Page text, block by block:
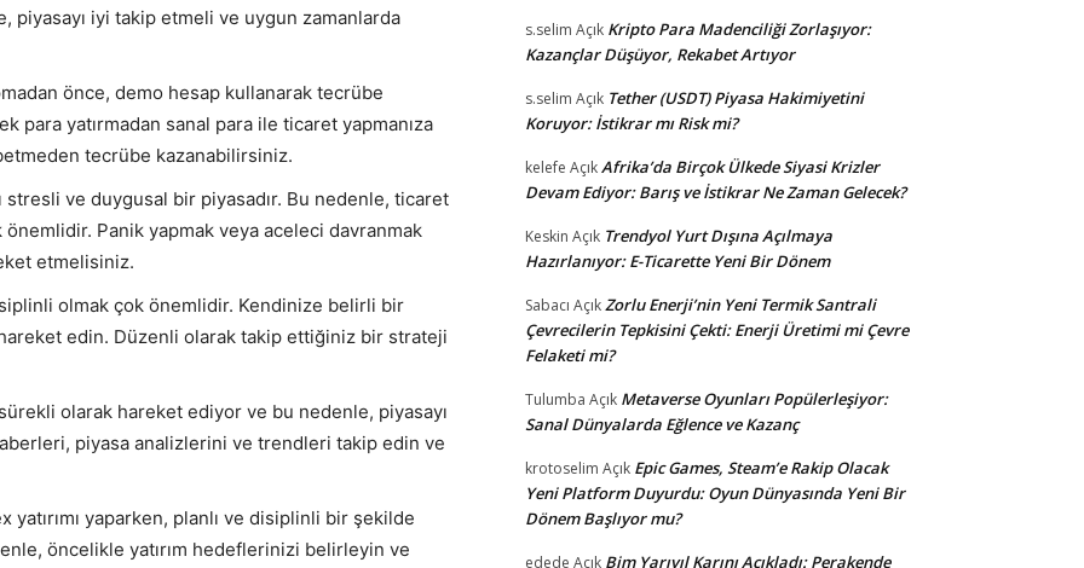
piyasayı iyi takip etmeli ve uygun zamanlarda
önce, demo hesap kullanarak tecrübe
para yatırmadan sanal para ile ticaret yapmanıza
tecrübe kazanabilirsiniz.
stresli ve duygusal bir piyasadır. Bu nedenle, ticaret
Panik yapmak veya aceleci davranmak
etmelisiniz.
olmak çok önemlidir. Kendinize belirli bir
edin. Düzenli olarak takip ettiğiniz bir strateji
olarak hareket ediyor ve bu nedenle, piyasayı
piyasa analizlerini ve trendleri takip edin ve
yatırımı yaparken, planlı ve disiplinli bir şekilde
öncelikle yatırım hedeflerinizi belirleyin ve
s.selim Açık Kripto Para Madenciliği Zorlaşıyor:
Kazançlar Düşüyor, Rekabet Artıyor
s.selim Açık Tether (USDT) Piyasa Hakimiyetini
Koruyor: İstikrar mı Risk mi?
kelefe AçıkAfrika’da Birçok Ülkede Siyasi Krizler
Devam Ediyor: Barış ve İstikrar Ne Zaman Gelecek?
Keskin Açık Trendyol Yurt Dışına Açılmaya
Hazırlanıyor: E-Ticarette Yeni Bir Dönem
Sabacı AçıkZorlu Enerji’nin Yeni Termik Santrali
Çevrecilerin Tepkisini Çekti: Enerji Üretimi mi Çevre
Felaketi mi?
Tulumba Açık Metaverse Oyunları Popülerleşiyor:
Sanal Dünyalarda Eğlence ve Kazanç
krotoselim Açık Epic Games, Steam’e Rakip Olacak
Yeni Platform Duyurdu: Oyun Dünyasında Yeni Bir
Dönem Başlıyor mu?
edede Açık Bim Yarıyıl Karını Açıkladı: Perakende